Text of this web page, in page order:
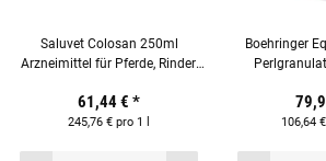
Saluvet Colosan 250ml
Arzneimittel für Pferde, Rinder,
61,44 € *
245,76 € pro 1 l
Boehringer
106,64